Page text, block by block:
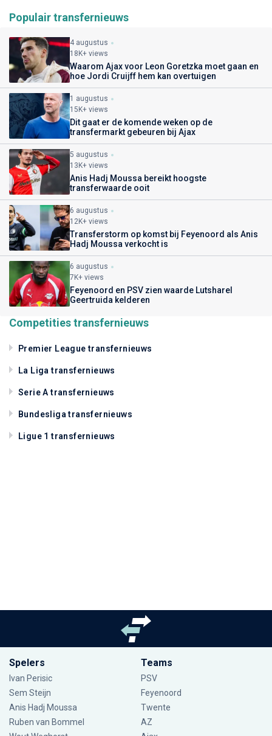
Populair transfernieuws
4 augustus
18K+ views
Waarom Ajax voor Leon Goretzka moet gaan en
hoe Jordi Cruijff hem kan overtuigen
1 augustus
15K+ views
Dit gaat er de komende weken op de
transfermarkt gebeuren bij Ajax
5 augustus
13K+ views
Anis Hadj Moussa bereikt hoogste
transferwaarde ooit
6 augustus
12K+ views
Transferstorm op komst bij Feyenoord als Anis
Hadj Moussa verkocht is
6 augustus
7K+ views
Feyenoord en PSV zien waarde Lutsharel
Geertruida kelderen
Competities transfernieuws
Premier League transfernieuws
La Liga transfernieuws
Serie A transfernieuws
Bundesliga transfernieuws
Ligue 1 transfernieuws
Spelers
Ivan Perisic
Sem Steijn
Anis Hadj Moussa
Ruben van Bommel
Teams
PSV
Feyenoord
Twente
AZ